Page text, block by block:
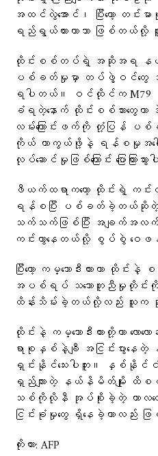
အထင်လွဲအောင်၊ ပြီးတော့ တင်းမာမှု
ရည်ရွယ်ထားတာသာ ဖြစ်တယ်
ထိုင်းစစ်တပ်ရဲ့ အဆိုအရ
ပစ်ခတ်မှုမှာ တပ်ဖွဲ့ဝင်တွေ ဒဏ်
ရပါတယ်။ ဝင်ထိုင်က M79
ခံရတဲ့နောက် ထိုင်းစစ်သား
လမ်းကြောင်းဖက်ကို တုံ့ပြန် ပ
ကိုယ် ကာကွယ်ဖို့နဲ့ ရန်စမှုအပ
လုပ်ဆောင်မှုဖြစ်ကြောင်း ပြောကြားသွ
ဖီယက်ထရာကတော့ ထိုင်းရဲ့ ကင်
ရန်စပြီး ပစ်ခတ်ခဲ့တယ်ဆိုတဲ့
သက်သက်ဖြစ်ပြီး အချက်အ
ကင်းကွာနေတယ်လို့ စွပ်စွဲ ဝေဖန်
ပြီးတော့ ကမ္ဘောဒီးယားဟာ
အပစ်ရပ် သဘောတူညီမှုတိုင်းကို လေးလ
ထိန်းသိမ်းခဲ့တယ်လို့လည်း သူက
ထိုင်းနဲ့ ကမ္ဘောဒီးယားတို့ဟာ လေ
ရာစုနှစ်နဲ့ချီ အငြင်းပွားနေ
ရှင်းနိုင်သေးပါဘူး။ နှစ်နိုင်ငံ
ရှည်လျားတဲ့ နယ်နိမိတ်မျိုး ထိစပ်န
သစ်ကိုလိုနီ အုပ်စိုးခဲ့တဲ့ ကာလ
ငြင်းခုံမှုတွေ ရှိနေခဲ့တာလည်း ဖ
ကိုးကား: AFP